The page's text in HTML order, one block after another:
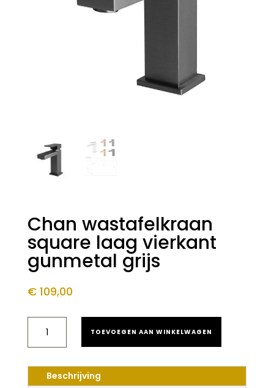
Chan wastafelkraan
square laag vierkant
gunmetal grijs
€109,00
WASTAFELKRAAN
SQUARE
VIERKANT
GUNMETAL
TOEVOEGEN AAN WINKELWAGEN
Beschrijving